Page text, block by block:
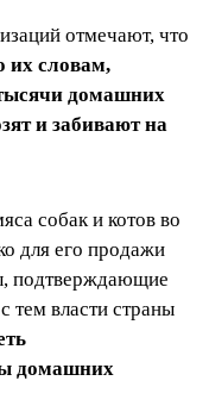
отмечают, что
их словам,
домашних
и забивают на
собак и котов во
для его продажи
подтверждающие
тем власти страны
домашних